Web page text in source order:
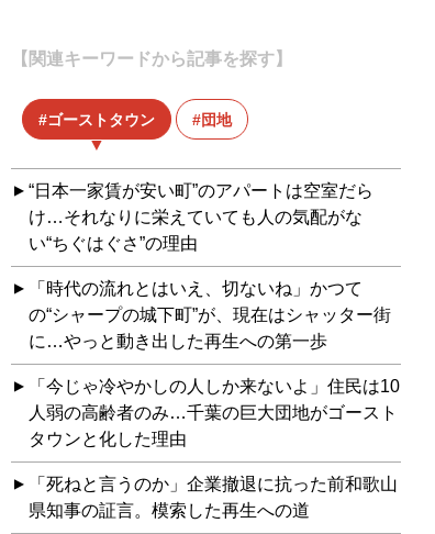
【関連キーワードから記事を探す】
ゴーストタウン 団地
“日本一家賃が安い町”のアパートは空室だら
け…それなりに栄えていても人の気配がな
い“ちぐはぐさ”の理由
「時代の流れとはいえ、切ないね」かつて
の“シャープの城下町”が、現在はシャッター街
に…やっと動き出した再生への第一歩
「今じゃ冷やかしの人しか来ないよ」住民は10
人弱の高齢者のみ…千葉の巨大団地がゴースト
タウンと化した理由
「死ねと言うのか」企業撤退に抗った前和歌山
県知事の証言。模索した再生への道